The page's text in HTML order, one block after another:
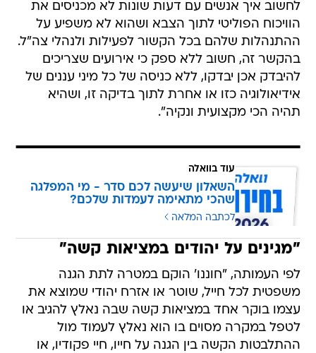
לחשוב איך אנשים עם דעות שונות לא מכניסים את
הוויכוח הפוליטי לתוך הצבא ושהוא לא משפיע על
ההתנהלות שלהם בכל הקשור לפעילות ולנהלי צה"ל.
בהקשר זה, חשוב ללא ספק כי אירועים שצריכים
להיבדק אכן יבדקו, ללא כניסה של כל מיני עננים של
אידיאולוגיה כזו או אחרת לתוך בדיקה זו, ושהיא
תהיה הכי מקצועית ונקיה".
עוד בוואלה
השאלון שיעשה לכם סדר - מי המפלגה
שהכי מתאימה לעמדות שלכם?
לכתבה המלאה
"מגינים על יהודים במציאות קשה"
לפי העמותה, "חוננו' הוקם במטרה לתת הגנה
משפטית לכל חייל, שוטר או אזרח יהודי שמוצא את
עצמו בוקר אחד במציאות קשה שבה נאלץ להגיב או
לטפל במקרה מסוים בו הוא נאלץ לעמוד מול
ההתלבטות הקשה בין הגנה על חייו, חיי פקודיו, או